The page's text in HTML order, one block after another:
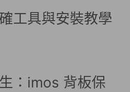
工具與安裝教學
：imos 背板保